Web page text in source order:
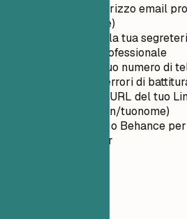
Utilizza un indirizzo email
nome.cognome)
Assicurati che la tua
impostata e professionale
Ricontrolla il tuo numero di
per eventuali errori di
Personalizza l'URL del tuo
(linkedin.com/in/tuonome)
Usa ArtStation o Behance
artisti/designer